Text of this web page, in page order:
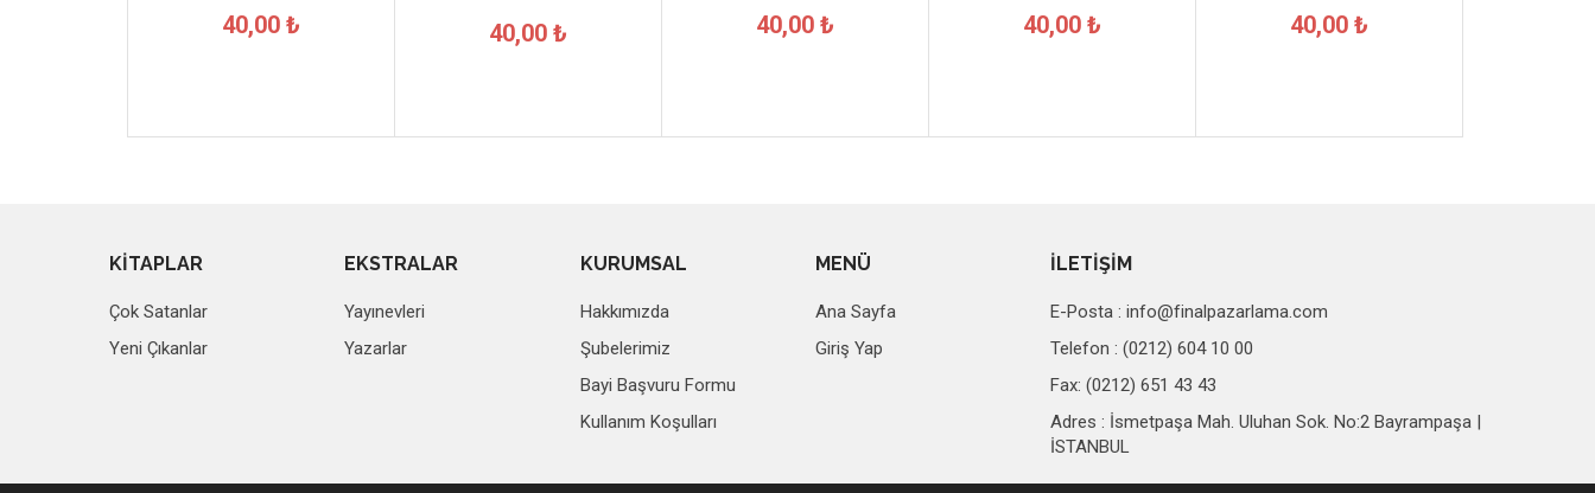
40,00 ₺ 40,00 ₺ 40,00 ₺ 40,00 ₺ 40,00 ₺
KİTAPLAR
Çok Satanlar
Yeni Çıkanlar
EKSTRALAR
Yayınevleri
Yazarlar
KURUMSAL
Hakkımızda
Şubelerimiz
Bayi Başvuru Formu
Kullanım Koşulları
MENÜ
Ana Sayfa
Giriş Yap
İLETİŞİM
E-Posta :info@finalpazarlama.com
Telefon : (0212) 604 10 00
Fax: (0212) 651 43 43
Adres : İsmetpaşa Mah. Uluhan Sok. No:2 Bayrampaşa |
İSTANBUL